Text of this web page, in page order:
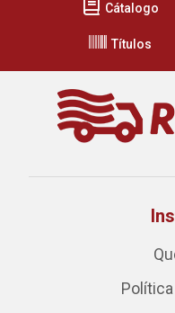
Cátalogo
Títulos